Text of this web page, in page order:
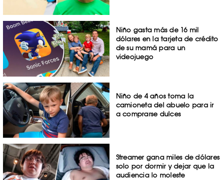
Niño gasta más de 16 mil
dólares en la tarjeta de crédito
de su mamá para un
videojuego
Niño de 4 años toma la
camioneta del abuelo para ir
a comprarse dulces
Streamer gana miles de dólares
solo por dormir y dejar que la
audiencia lo moleste